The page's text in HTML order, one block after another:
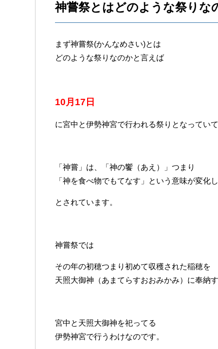
神嘗祭とはどのような祭りな
まず神嘗祭(かんなめさい)とは
どのような祭りなのかと言えば
10月17日
に宮中と伊勢神宮で行われる祭りとなっていて
「神嘗」は、「神の饗（あえ）」つまり
「神を食べ物でもてなす」という意味が変化
とされています。
神嘗祭では
その年の初穂つまり初めて収穫された稲穂を
天照大御神（あまてらすおおみかみ）に奉納
宮中と天照大御神を祀ってる
伊勢神宮で行うわけなのです。